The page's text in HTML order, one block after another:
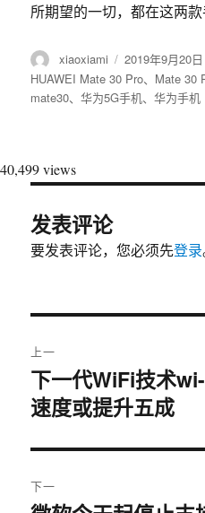
所期望的一切，都在这两款
作
者
xiaoxiami
发
布
于
2019年9月20日
HUAWEI Mate 30 Pro、 Mate 30
mate30、华为5G手机、华为手机
40,499 views
发表评论
要发表评论，您必须先登录
章
导
航
上一
上
篇
章：
下一代WiFi技术
速度或提升五成
下一